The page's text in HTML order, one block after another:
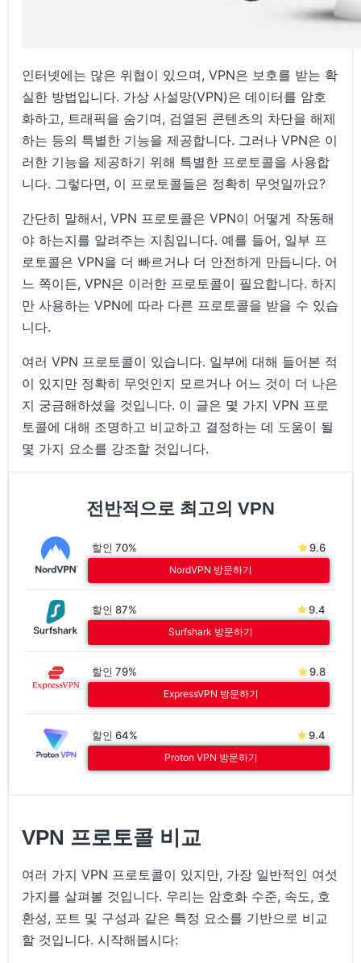
인터넷에는 많은 위협이 있으며, VPN은 보호를 받는 확
실한 방법입니다. 가상 사설망(VPN)은 데이터를 암호
화하고, 트래픽을 숨기며, 검열된 콘텐츠의 차단을 해제
하는 등의 특별한 기능을 제공합니다. 그러나 VPN은 이
러한 기능을 제공하기 위해 특별한 프로토콜을 사용합
니다. 그렇다면, 이 프로토콜들은 정확히 무엇일까요?
간단히 말해서, VPN 프로토콜은 VPN이 어떻게 작동해
야 하는지를 알려주는 지침입니다. 예를 들어, 일부 프
로토콜은 VPN을 더 빠르거나 더 안전하게 만듭니다. 어
느 쪽이든, VPN은 이러한 프로토콜이 필요합니다. 하지
만 사용하는 VPN에 따라 다른 프로토콜을 받을 수 있습
니다.
여러 VPN 프로토콜이 있습니다. 일부에 대해 들어본 적
이 있지만 정확히 무엇인지 모르거나 어느 것이 더 나은
지 궁금해하셨을 것입니다. 이 글은 몇 가지 VPN 프로
토콜에 대해 조명하고 비교하고 결정하는 데 도움이 될
몇 가지 요소를 강조할 것입니다.
전반적으로 최고의 VPN
할인 70% 9.6
NordVPN 방문하기
할인 87% 9.4
Surfshark 방문하기
할인 79% 9.8
ExpressVPN 방문하기
할인 64% 9.4
Proton VPN 방문하기
VPN 프로토콜 비교
여러 가지 VPN 프로토콜이 있지만, 가장 일반적인 여섯
가지를 살펴볼 것입니다. 우리는 암호화 수준, 속도, 호
환성, 포트 및 구성과 같은 특정 요소를 기반으로 비교
할 것입니다. 시작해봅시다: